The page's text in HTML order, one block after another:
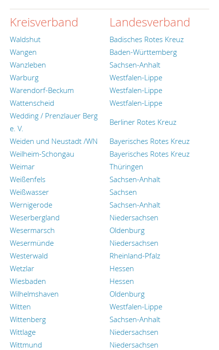
Kreisverband Landesverband
Waldshut
Badisches Rotes Kreuz
Wangen
Baden-Württemberg
Wanzleben
Sachsen-Anhalt
Warburg
Westfalen-Lippe
Warendorf-Beckum
Westfalen-Lippe
Wattenscheid
Westfalen-Lippe
Wedding / Prenzlauer Berg
e. V.
Berliner Rotes Kreuz
Weiden und Neustadt /WN
Bayerisches Rotes Kreuz
Weilheim-Schongau
Bayerisches Rotes Kreuz
Weimar
Thüringen
Weißenfels
Sachsen-Anhalt
Weißwasser
Sachsen
Wernigerode
Sachsen-Anhalt
Weserbergland
Niedersachsen
Wesermarsch
Oldenburg
Wesermünde
Niedersachsen
Westerwald
Rheinland-Pfalz
Wetzlar
Hessen
Wiesbaden
Hessen
Wilhelmshaven
Oldenburg
Witten
Westfalen-Lippe
Wittenberg
Sachsen-Anhalt
Wittlage
Niedersachsen
Wittmund
Niedersachsen